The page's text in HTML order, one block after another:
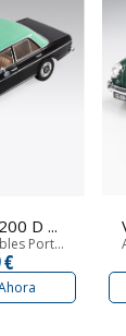
D ...
Port...
€